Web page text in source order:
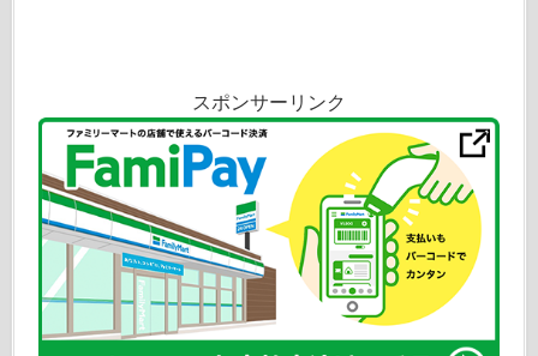
スポンサーリンク